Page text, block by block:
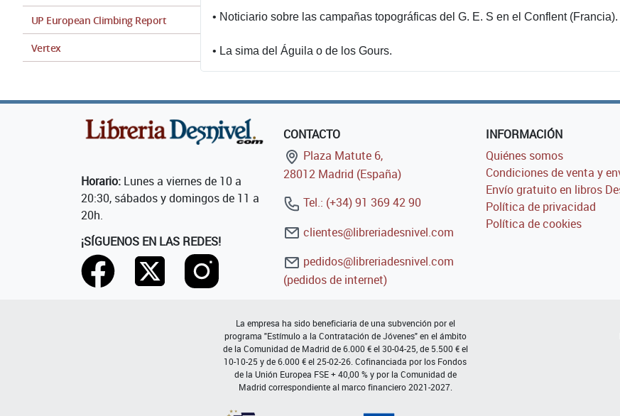
UP European Climbing Report
Vertex
• Noticiario sobre las campañas topográficas del G. E. S en el Conflent (Francia).
• La sima del Águila o de los Gours.
Horario: Lunes a viernes de 10 a
20:30, sábados y domingos de 11 a
20h.
¡SÍGUENOS EN LAS REDES!
CONTACTO
Plaza Matute 6,
28012 Madrid (España)
Tel.: (+34) 91 369 42 90
clientes@libreriadesnivel.com
pedidos@libreriadesnivel.com
(pedidos de internet)
INFORMACIÓN
Quiénes somos
Condiciones de venta y
Envío gratuito en libros
Política de privacidad
Política de cookies
La empresa ha sido beneficiaria de una subvención por el
programa "Estímulo a la Contratación de Jóvenes" en el ámbito
de la Comunidad de Madrid de 6.000 € el 30-04-25, de 5.500 € el
10-10-25 y de 6.000 € el 25-02-26. Cofinanciada por los Fondos
de la Unión Europea FSE + 40,00 % y por la Comunidad de
Madrid correspondiente al marco financiero 2021-2027.